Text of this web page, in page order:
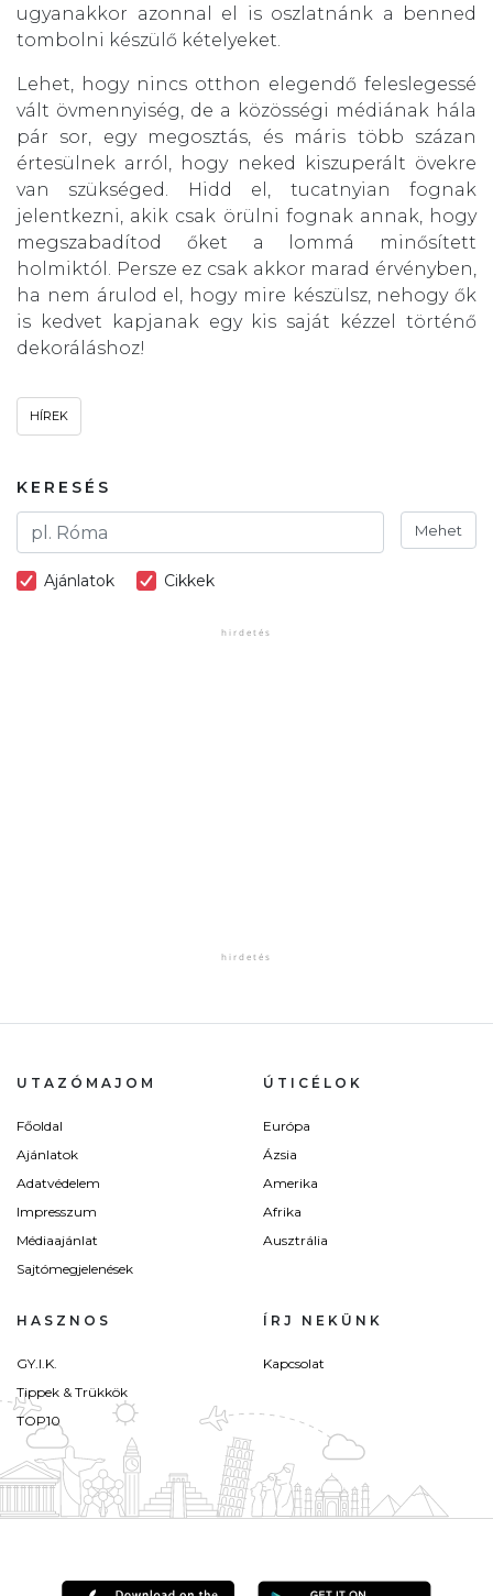
ugyanakkor azonnal el is oszlatnánk a benned
tombolni készülő kételyeket.
Lehet, hogy nincs otthon elegendő feleslegessé
vált övmennyiség, de a közösségi médiának hála
pár sor, egy megosztás, és máris több százan
értesülnek arról, hogy neked kiszuperált övekre
van szükséged. Hidd el, tucatnyian fognak
jelentkezni, akik csak örülni fognak annak, hogy
megszabadítod őket a lommá minősített
holmiktól. Persze ez csak akkor marad érvényben,
ha nem árulod el, hogy mire készülsz, nehogy ők
is kedvet kapjanak egy kis saját kézzel történő
dekoráláshoz!
HÍREK
KERESÉS
Mehet
Ajánlatok Cikkek
UTAZÓMAJOM
Főoldal
Ajánlatok
Adatvédelem
Impresszum
Médiaajánlat
Sajtómegjelenések
ÚTICÉLOK
Európa
Ázsia
Amerika
Afrika
Ausztrália
HASZNOS
GY.I.K.
Tippek & Trükkök
TOP10
ÍRJ NEKÜNK
Kapcsolat